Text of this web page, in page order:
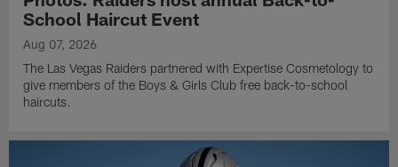
School Haircut Event
Aug 07, 2026
The Las Vegas Raiders partnered with Expertise Cosmetology to
give members of the Boys & Girls Club free back-to-school
haircuts.